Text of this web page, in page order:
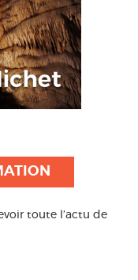
toute l’actu de